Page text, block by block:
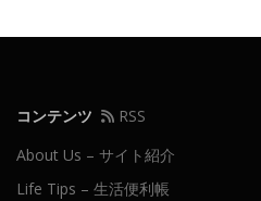
コンテンツ
RSS
About Us – サイト紹介
Life Tips – 生活便利帳